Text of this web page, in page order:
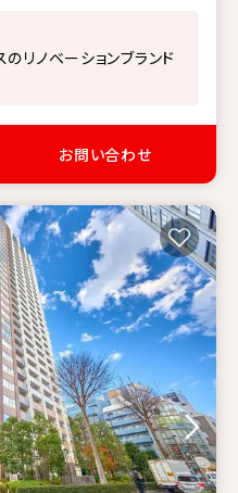
のリノベーションブランド
お問い合わせ